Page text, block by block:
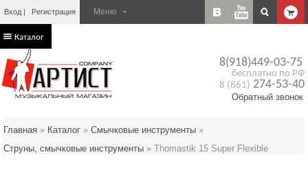
Вход Регистрация
8(918)449-03-75
бесплатно по РФ
8 (861) 274-53-40
Обратный звонок
Каталог
Главная » Каталог » Смычковые инструменты »
Струны, смычковые инструменты » Thomastik 15 Super Flexible